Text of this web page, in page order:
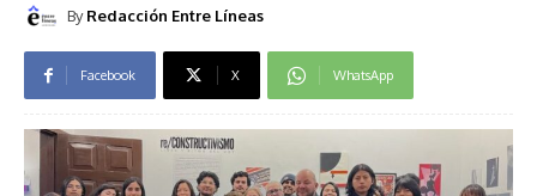
By Redacción Entre Líneas
Facebook X WhatsApp